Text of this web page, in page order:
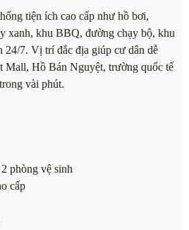
tiện ích cao cấp như hồ bơi,
xanh, khu BBQ, đường chạy bộ, khu
24/7. Vị trí đắc địa giúp cư dân dễ
Mall, Hồ Bán Nguyệt, trường quốc tế
vài phút.
phòng vệ sinh
cấp